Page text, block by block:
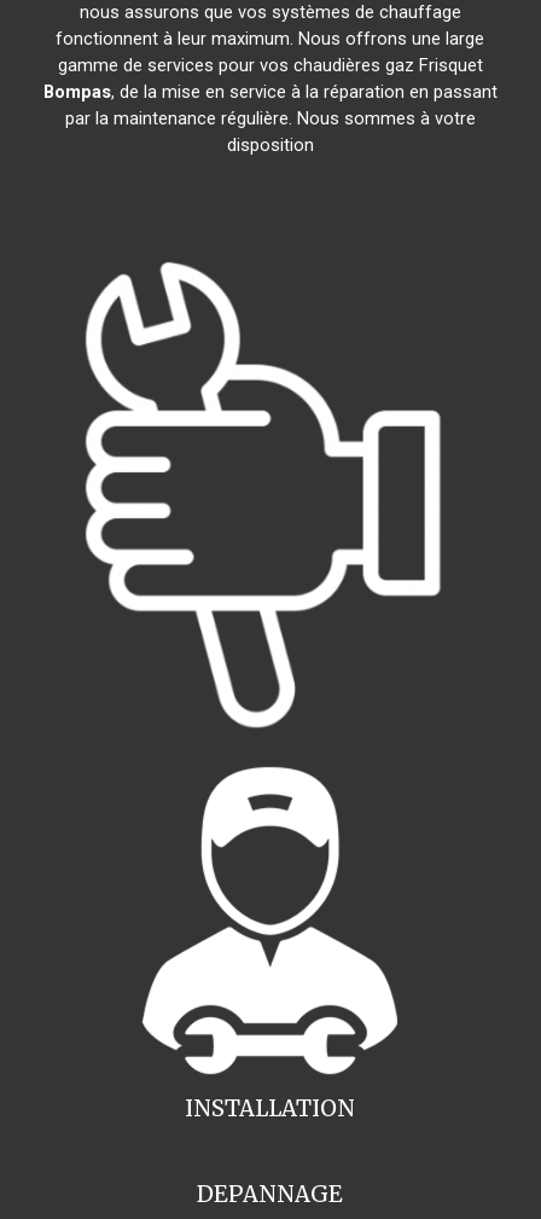
nous assurons que vos systèmes de chauffage
fonctionnent à leur maximum. Nous offrons une large
gamme de services pour vos chaudières gaz Frisquet
Bompas, de la mise en service à la réparation en passant
par la maintenance régulière. Nous sommes à votre
disposition
INSTALLATION
DEPANNAGE